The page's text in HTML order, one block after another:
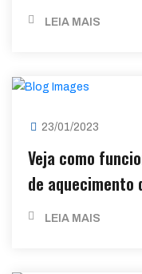
LEIA MAIS
23/01/2023
Veja como
de aquecimento
LEIA MAIS